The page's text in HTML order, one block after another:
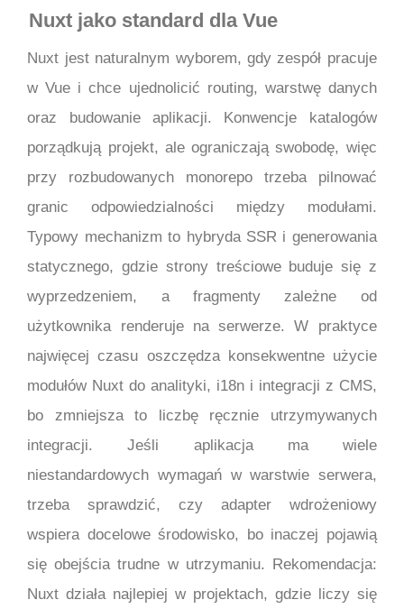
Nuxt jako standard dla Vue
Nuxt jest naturalnym wyborem, gdy zespół pracuje
w Vue i chce ujednolicić routing, warstwę danych
oraz budowanie aplikacji. Konwencje katalogów
porządkują projekt, ale ograniczają swobodę, więc
przy rozbudowanych monorepo trzeba pilnować
granic odpowiedzialności między modułami.
Typowy mechanizm to hybryda SSR i generowania
statycznego, gdzie strony treściowe buduje się z
wyprzedzeniem, a fragmenty zależne od
użytkownika renderuje na serwerze. W praktyce
najwięcej czasu oszczędza konsekwentne użycie
modułów Nuxt do analityki, i18n i integracji z CMS,
bo zmniejsza to liczbę ręcznie utrzymywanych
integracji. Jeśli aplikacja ma wiele
niestandardowych wymagań w warstwie serwera,
trzeba sprawdzić, czy adapter wdrożeniowy
wspiera docelowe środowisko, bo inaczej pojawią
się obejścia trudne w utrzymaniu. Rekomendacja:
Nuxt działa najlepiej w projektach, gdzie liczy się